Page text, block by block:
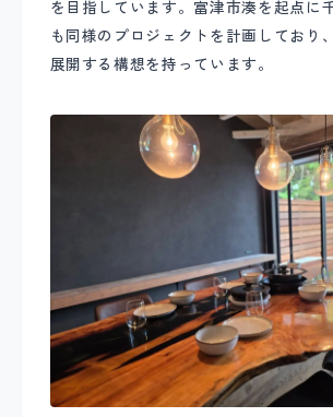
を目指しています。富津市湊を起点に
も同様のプロジェクトを計画しており
展開する構想を持っています。